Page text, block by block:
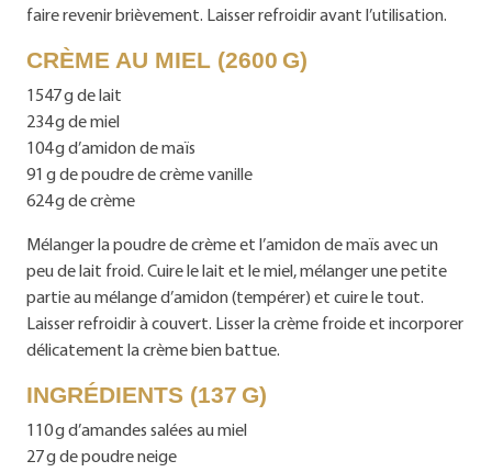
faire revenir brièvement. Laisser refroidir avant l’utilisation.
CRÈME AU MIEL (2600 G)
1547 g de lait
234 g de miel
104 g d’amidon de maïs
91 g de poudre de crème vanille
624 g de crème
Mélanger la poudre de crème et l’amidon de maïs avec un
peu de lait froid. Cuire le lait et le miel, mélanger une petite
partie au mélange d’amidon (tempérer) et cuire le tout.
Laisser refroidir à couvert. Lisser la crème froide et incorporer
délicatement la crème bien battue.
INGRÉDIENTS (137 G)
110 g d’amandes salées au miel
27 g de poudre neige